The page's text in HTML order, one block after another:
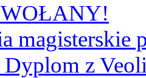
magisterskie
z